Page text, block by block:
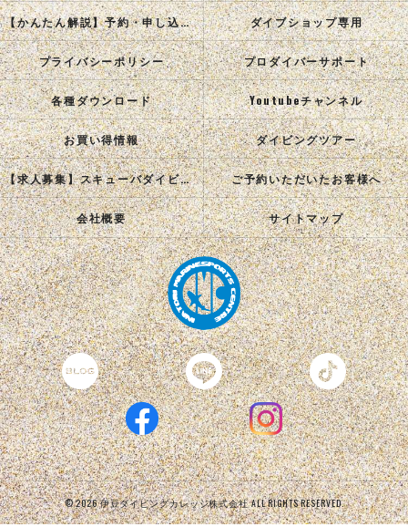
【かんたん解説】予約・申し込み手順 ダイブショップ専用
プライバシーポリシー プロダイバーサポート
各種ダウンロード Youtubeチャンネル
お買い得情報 ダイビングツアー
【求人募集】スキューバダイビングインストラクターを目指す正社員を募集中！ ご予約いただいたお客様へ
会社概要 サイトマップ
© 2026 伊豆ダイビングカレッジ株式会社 ALL RIGHTS RESERVED.